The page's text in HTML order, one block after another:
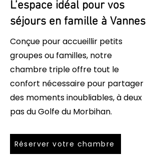
L’espace idéal pour vos
séjours en famille à Vannes
Conçue pour accueillir petits
groupes ou familles, notre
chambre triple offre tout le
confort nécessaire pour partager
des moments inoubliables, à deux
pas du Golfe du Morbihan.
Réserver votre chambre